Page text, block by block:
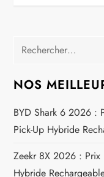
g
t
i
o
Rechercher :
NOS
BYD Shark 6 2026 :
Pick-Up Hybride
Zeekr 8X 2026 : Prix
Hybride